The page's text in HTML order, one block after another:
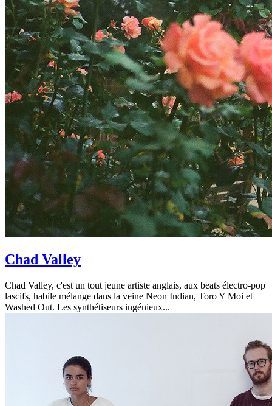
Chad Valley
Chad Valley, c'est un tout jeune artiste anglais, aux beats électro-pop
lascifs, habile mélange dans la veine Neon Indian, Toro Y Moi et
Washed Out. Les synthétiseurs ingénieux...